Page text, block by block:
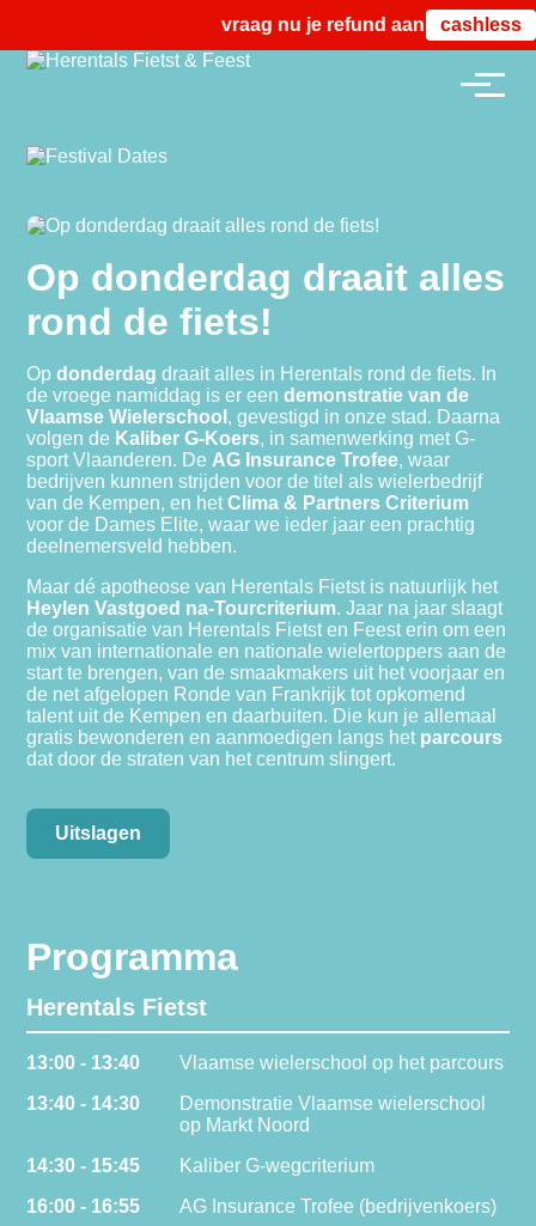
vraag nu je refund aan vanafcashless
Op donderdag draait alles
rond de fiets!
Opdonderdag draait alles in Herentals rond de fiets. In
de vroege namiddag is er eendemonstratie van de
Vlaamse Wielerschool , gevestigd in onze stad. Daarna
volgen de Kaliber G‑Koers, in samenwerking met G-
sport Vlaanderen. De AG Insurance Trofee, waar
bedrijven kunnen strijden voor de titel als wielerbedrijf
van de Kempen, en hetClima & Partners Criterium
voor de Dames Elite, waar we ieder jaar een prachtig
deelnemersveld hebben.
Maar dé apotheose van Herentals Fietst is natuurlijk het
Heylen Vastgoed na‑Tourcriterium. Jaar na jaar slaagt
de organisatie van Herentals Fietst en Feest erin om een
mix van internationale en nationale wielertoppers aan de
start te brengen, van de smaakmakers uit het voorjaar en
de net afgelopen Ronde van Frankrijk tot opkomend
talent uit de Kempen en daarbuiten. Die kun je allemaal
gratis bewonderen en aanmoedigen langs het parcours
dat door de straten van het centrum slingert.
Uitslagen
Programma
Herentals Fietst
13:00 - 13:40
Vlaamse wielerschool op het parcours
13:40 - 14:30
Demonstratie Vlaamse wielerschool
op Markt Noord
14:30 - 15:45
Kaliber G-wegcriterium
16:00 - 16:55
AG Insurance Trofee (bedrijvenkoers)